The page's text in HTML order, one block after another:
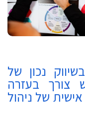
נכון של
צורך בעזרה
של ניהול